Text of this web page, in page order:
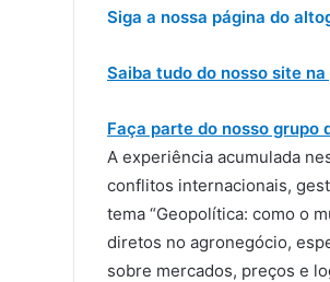
Siga a nossa página do
Saiba tudo do nosso site
Faça parte do nosso grupo
A experiência acumulada
conflitos internacionais,
tema “Geopolítica: como o
diretos no agronegócio,
sobre mercados, preços e